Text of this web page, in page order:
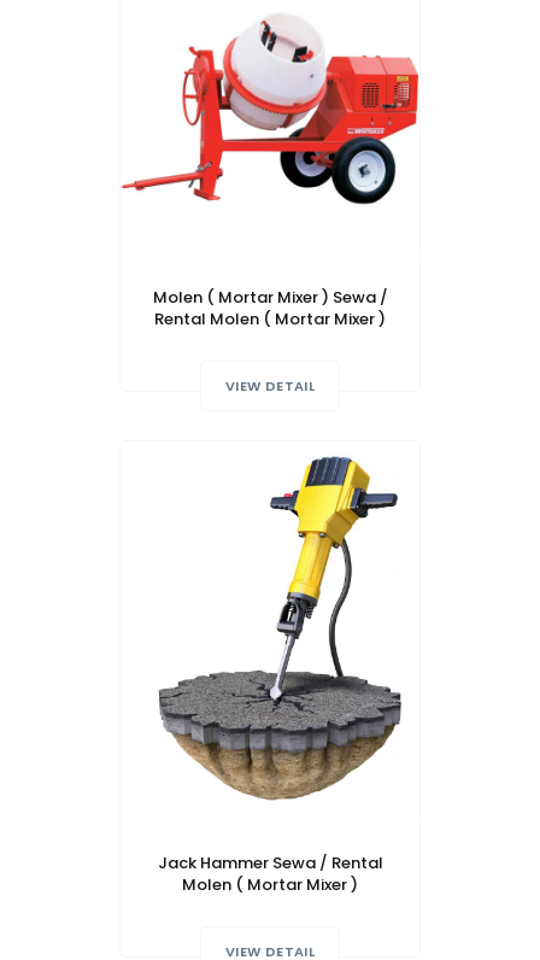
Molen ( Mortar Mixer ) Sewa /
Rental Molen ( Mortar Mixer )
VIEW DETAIL
Jack Hammer Sewa / Rental
Molen ( Mortar Mixer )
VIEW DETAIL